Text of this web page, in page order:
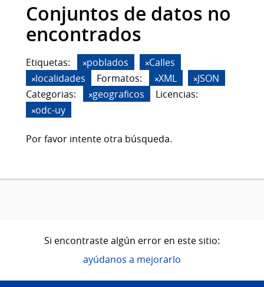
Conjuntos de datos no
encontrados
Etiquetas: poblados
Calles
localidades
Formatos: XML
JSON
Categorias:
geograficos
Licencias:
odc-uy
Por favor intente otra búsqueda.
Si encontraste algún error en este sitio:
ayúdanos a mejorarlo